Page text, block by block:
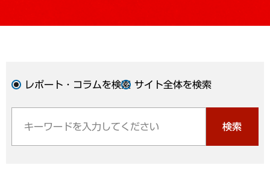
レポート・コラムを検索 サイト全体を検索
検索